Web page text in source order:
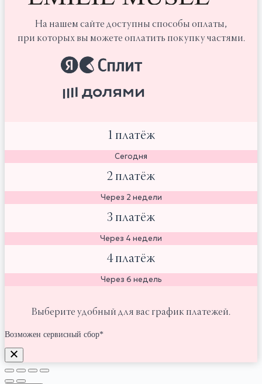
На нашем сайте доступны способы оплаты,
при которых вы можете оплатить покупку частями.
1 платёж
Сегодня
2 платёж
Через 2 недели
3 платёж
Через 4 недели
4 платёж
Через 6 недель
Выберите удобный для вас график платежей.
Возможен сервисный сбор*